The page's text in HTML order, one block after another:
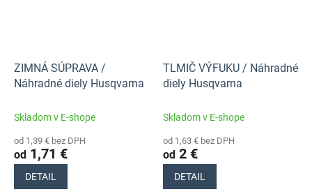
ZIMNÁ SÚPRAVA /
Náhradné diely Husqvarna
Skladom v E-shope
od 1,39 € bez DPH
od 1,71 €
DETAIL
TLMIČ VÝFUKU / Náhradné
diely Husqvarna
Skladom v E-shope
od 1,63 € bez DPH
od 2 €
DETAIL